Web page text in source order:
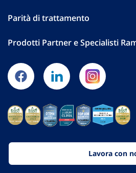
Parità di trattamento
Prodotti Partner e Specialisti
Lavora con